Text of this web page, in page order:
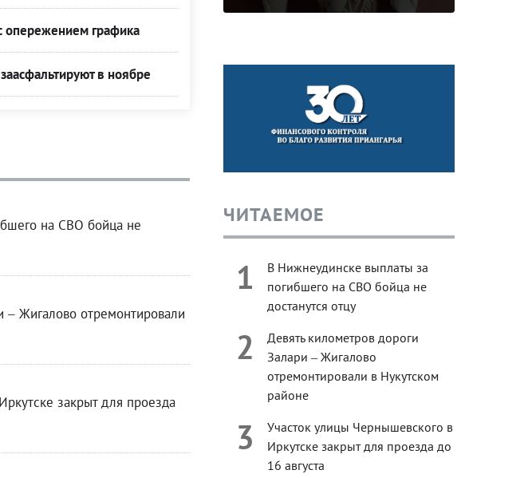
опережением графика
в ноябре
на СВО бойца не
– Жигалово отремонтировали
закрыт для проезда
ЧИТАЕМОЕ
1
В Нижнеудинске выплаты за
погибшего на СВО бойца не
достанутся отцу
2
Девять километров дороги
Залари – Жигалово
отремонтировали в Нукутском
районе
3
Участок улицы Чернышевского в
Иркутске закрыт для проезда до
16 августа